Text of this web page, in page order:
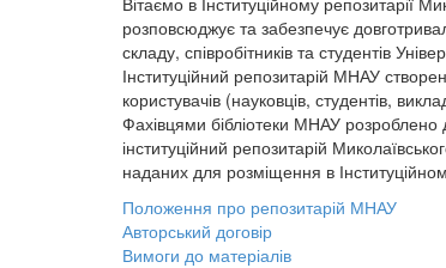
розповсюджує та забезпечує
складу, співробітників та студентів
Інституційний репозитарій МНАУ
користувачів (науковців, студентів,
Фахівцями бібліотеки МНАУ розроблено
інституційний репозитарій
наданих для розміщення в
Положення про репозитарій МНАУ
Авторський договір
Вимоги до матеріалів